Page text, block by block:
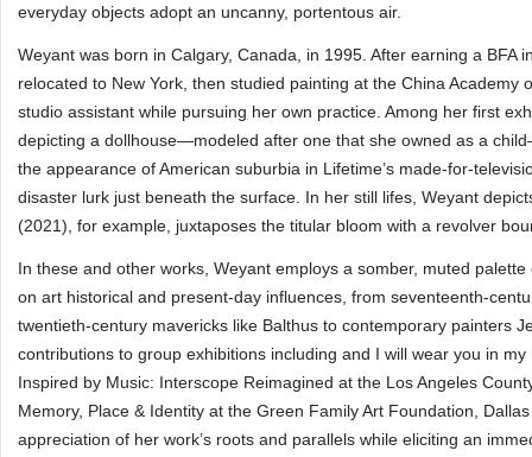
everyday objects adopt an uncanny, portentous air.
Weyant was born in Calgary, Canada, in 1995. After earning a BFA
relocated to New York, then studied painting at the China
studio assistant while pursuing her own practice. Among her first
depicting a dollhouse—modeled after one that she owned as a
the appearance of American suburbia in Lifetime’s made-for-
disaster lurk just beneath the surface. In her still lifes, Weyant
(2021), for example, juxtaposes the titular bloom with a revolver
In these and other works, Weyant employs a somber, muted
on art historical and present-day influences, from seventeenth-
twentieth-century mavericks like Balthus to contemporary painters
contributions to group exhibitions including and I will wear you in
Inspired by Music: Interscope Reimagined at the Los Angeles
Memory, Place & Identity at the Green Family Art Foundation,
appreciation of her work’s roots and parallels while eliciting an